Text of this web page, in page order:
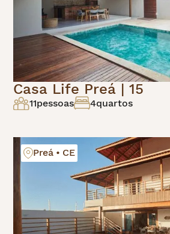
Casa Life Preá | 15
11pessoas 4quartos
Preá • CE